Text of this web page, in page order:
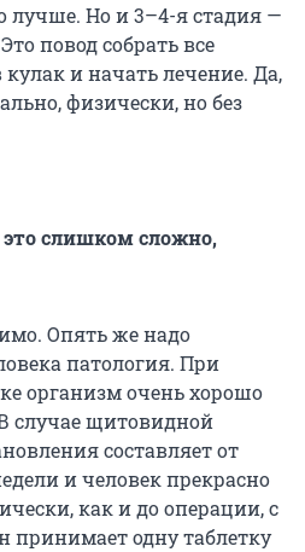
лучше. Но и 3–4-я стадия —
повод собрать все
и начать лечение. Да,
физически, но без
слишком сложно,
Опять же надо
патология. При
организм очень хорошо
случае щитовидной
составляет от
и человек прекрасно
как и до операции, с
принимает одну таблетку